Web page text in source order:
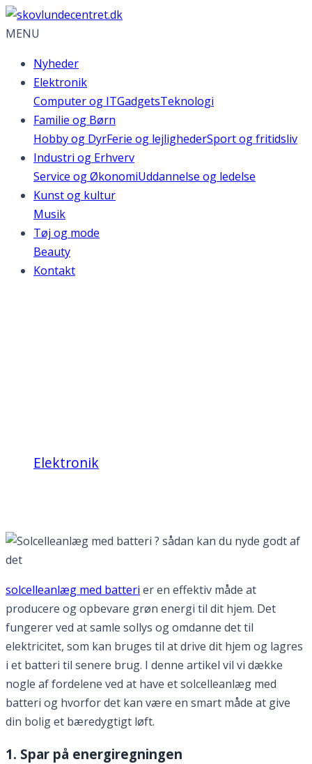
MENU
Nyheder
Elektronik
Computer og ITGadgetsTeknologi
Familie og Børn
Hobby og DyrFerie og lejlighederSport og fritidsliv
Industri og Erhverv
Service og ØkonomiUddannelse og ledelse
Kunst og kultur
Musik
Tøj og mode
Beauty
Kontakt
Elektronik
solcelleanlæg med batteri er en effektiv måde at
producere og opbevare grøn energi til dit hjem. Det
fungerer ved at samle sollys og omdanne det til
elektricitet, som kan bruges til at drive dit hjem og lagres
i et batteri til senere brug. I denne artikel vil vi dække
nogle af fordelene ved at have et solcelleanlæg med
batteri og hvorfor det kan være en smart måde at give
din bolig et bæredygtigt løft.
1. Spar på energiregningen